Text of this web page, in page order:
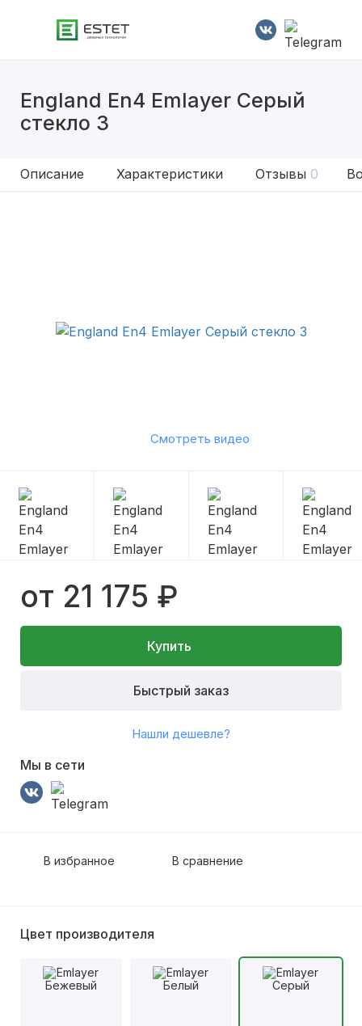
England En4 Emlayer Серый
стекло 3
Описание Характеристики Отзывы 0
Смотреть видео
от 21 175 ₽
Купить
Быстрый заказ
Нашли дешевле?
Мы в сети
В избранное В сравнение
Цвет производителя